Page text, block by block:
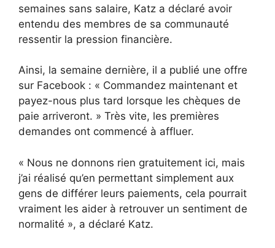
semaines sans salaire, Katz a déclaré avoir
entendu des membres de sa communauté
ressentir la pression financière.
Ainsi, la semaine dernière, il a publié une offre
sur Facebook : « Commandez maintenant et
payez-nous plus tard lorsque les chèques de
paie arriveront. » Très vite, les premières
demandes ont commencé à affluer.
« Nous ne donnons rien gratuitement ici, mais
j’ai réalisé qu’en permettant simplement aux
gens de différer leurs paiements, cela pourrait
vraiment les aider à retrouver un sentiment de
normalité », a déclaré Katz.